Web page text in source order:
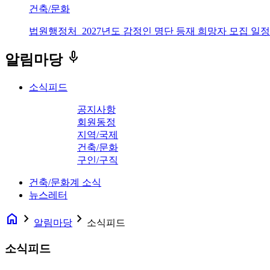
건축/문화
법원행정처_2027년도 감정인 명단 등재 희망자 모집 일
알림마당 keyboard_voice
소식피드
공지사항
회원동정
지역/국제
건축/문화
구인/구직
건축/문화계 소식
뉴스레터
home navigate_next 알림마당 navigate_next 소식피드
소식피드